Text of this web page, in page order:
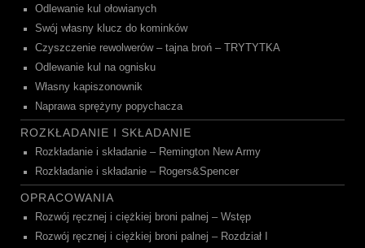
Odlewanie kul ołowianych
Swój własny klucz do kominków
Czyszczenie rewolwerów – tajna broń – TRYTYTKA
Odlewanie kul na ognisku
Własny kapiszonownik
Naprawa sprężyny popychacza
ROZKŁADANIE I SKŁADANIE
Rozkładanie i składanie – Remington New Army
Rozkładanie i składanie – Rogers&Spencer
OPRACOWANIA
Rozwój ręcznej i ciężkiej broni palnej – Wstęp
Rozwój ręcznej i ciężkiej broni palnej – Rozdział I